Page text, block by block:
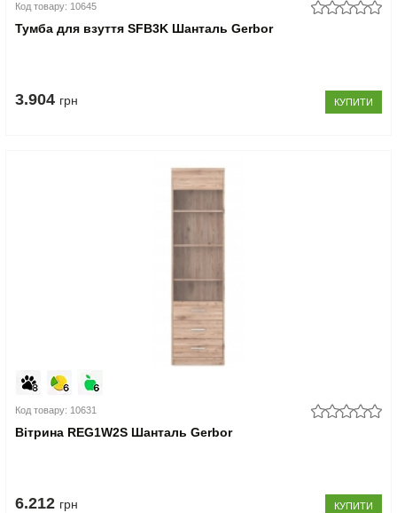
Код товару: 10645
Тумба для взуття SFB3K Шанталь Gerbor
3.904 грн КУПИТИ
Код товару: 10631
Вітрина REG1W2S Шанталь Gerbor
6.212 грн КУПИТИ